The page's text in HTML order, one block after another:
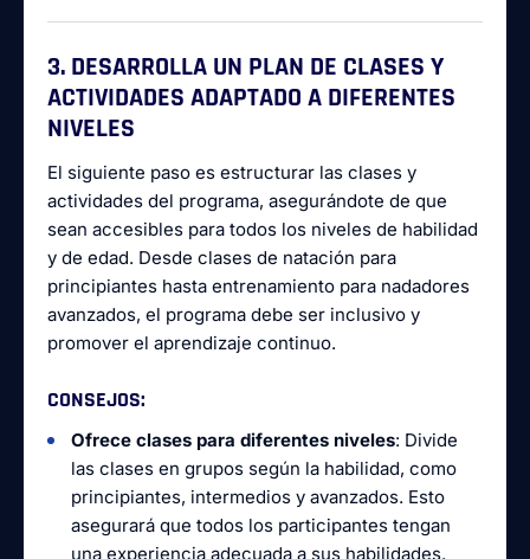
3. DESARROLLA UN PLAN DE CLASES Y
ACTIVIDADES ADAPTADO A DIFERENTES
NIVELES
El siguiente paso es estructurar las clases y
actividades del programa, asegurándote de que
sean accesibles para todos los niveles de habilidad
y de edad. Desde clases de natación para
principiantes hasta entrenamiento para nadadores
avanzados, el programa debe ser inclusivo y
promover el aprendizaje continuo.
CONSEJOS:
Ofrece clases para diferentes niveles: Divide
las clases en grupos según la habilidad, como
principiantes, intermedios y avanzados. Esto
asegurará que todos los participantes tengan
una experiencia adecuada a sus habilidades.